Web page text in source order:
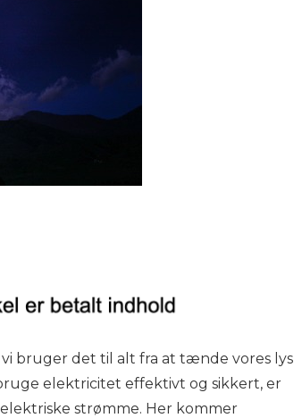
bruger det til alt fra at tænde vores lys
elektricitet effektivt og sikkert, er
strømme. Her kommer